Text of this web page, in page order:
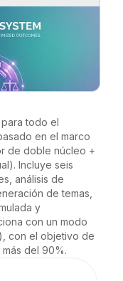
todo el
en el marco
de doble núcleo +
Incluye seis
análisis de
de temas,
y
con un modo
con el objetivo de
del 90%.